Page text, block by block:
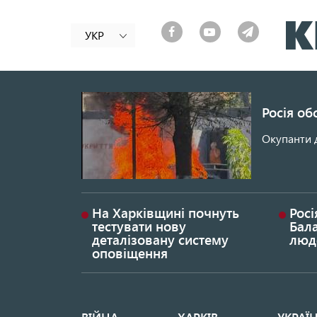
УКР
Росія
Окупанти
На Харківщині почнуть
тестувати нову
деталізовану систему
оповіщення